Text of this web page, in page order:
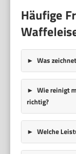
Häufige
Was
Wie reinigt
richtig?
Welche